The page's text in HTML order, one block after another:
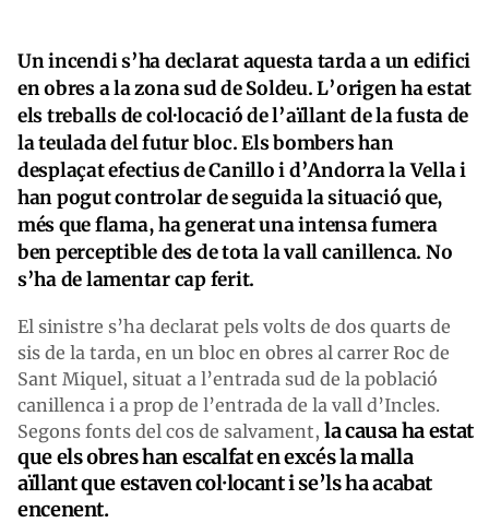
Un incendi s’ha declarat aquesta tarda a un edifici
en obres a la zona sud de Soldeu. L’origen ha estat
els treballs de col·locació de l’aïllant de la fusta de
la teulada del futur bloc. Els bombers han
desplaçat efectius de Canillo i d’Andorra la Vella i
han pogut controlar de seguida la situació que,
més que flama, ha generat una intensa fumera
ben perceptible des de tota la vall canillenca. No
s’ha de lamentar cap ferit.
El sinistre s’ha declarat pels volts de dos quarts de
sis de la tarda, en un bloc en obres al carrer Roc de
Sant Miquel, situat a l’entrada sud de la població
canillenca i a prop de l’entrada de la vall d’Incles.
Segons fonts del cos de salvament, la causa ha estat
que els obres han escalfat en excés la malla
aïllant que estaven col·locant i se’ls ha acabat
encenent.